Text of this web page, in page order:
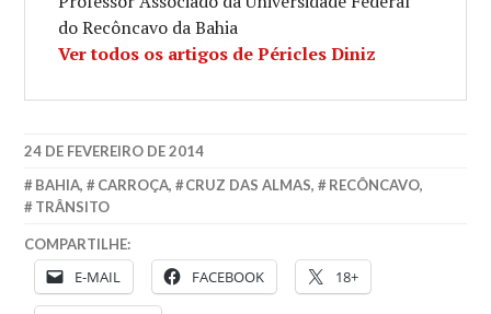
do Recôncavo da Bahia
Ver todos os artigos de Péricles Diniz
24 DE FEVEREIRO DE 2014
BAHIA, CARROÇA, CRUZ DAS ALMAS, RECÔNCAVO,
TRÂNSITO
COMPARTILHE:
E-MAIL FACEBOOK 18+